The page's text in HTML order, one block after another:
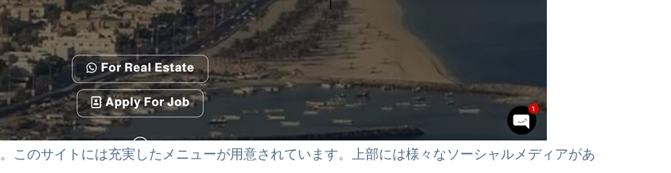
。このサイトには充実したメニューが用意されています。上部には様々なソーシャルメディアがあ